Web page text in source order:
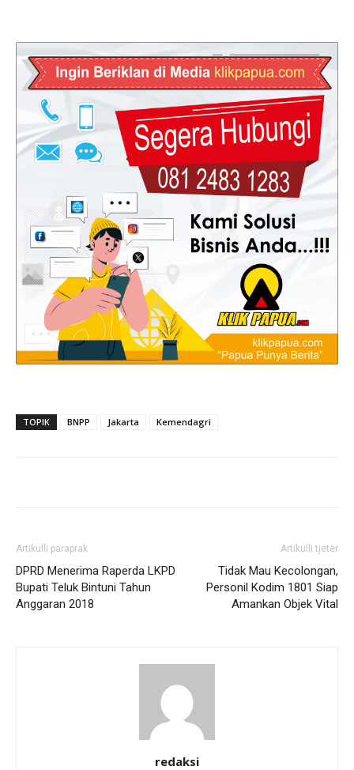
TOPIK BNPP Jakarta Kemendagri
Artikulli paraprak
DPRD Menerima Raperda LKPD
Bupati Teluk Bintuni Tahun
Anggaran 2018
Artikulli tjetër
Tidak Mau Kecolongan,
Personil Kodim 1801 Siap
Amankan Objek Vital
redaksi